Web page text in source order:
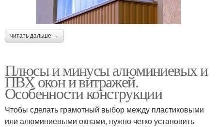
читать дальше →
Плюсы и минусы алюминиевых и
ПВХ окон и витражей.
Особенности конструкции
Чтобы сделать грамотный выбор между пластиковыми
или алюминиевыми окнами, нужно четко установить